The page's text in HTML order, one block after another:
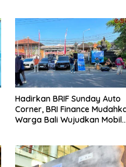
Hadirkan BRIF Sunday Auto
Corner, BRI Finance
Warga Bali Wujudkan Mobil